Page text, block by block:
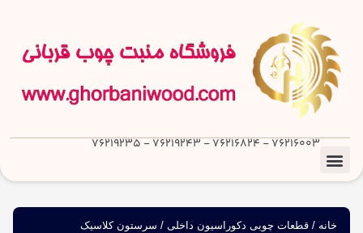
76216003 - 76216824 - 76219243 - 76219235
خانه / قطعات چوبی دکوراسیون داخلی / سرستون کلاسیک